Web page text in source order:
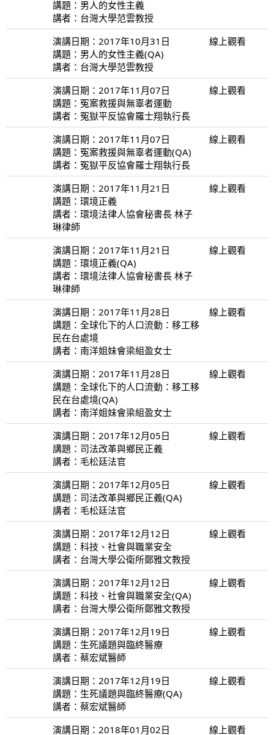
講題：男人的女性主義
講者：台灣大學范雲教授
演講日期：2017年10月31日
講題：男人的女性主義(QA)
講者：台灣大學范雲教授
線上觀看
演講日期：2017年11月07日
講題：冤案救援與無辜者運動
講者：冤獄平反協會羅士翔執行長
線上觀看
演講日期：2017年11月07日
講題：冤案救援與無辜者運動(QA)
講者：冤獄平反協會羅士翔執行長
線上觀看
演講日期：2017年11月21日
講題：環境正義
講者：環境法律人協會秘書長 林子
琳律師
線上觀看
演講日期：2017年11月21日
講題：環境正義(QA)
講者：環境法律人協會秘書長 林子
琳律師
線上觀看
演講日期：2017年11月28日
講題：全球化下的人口流動：移工移
民在台處境
講者：南洋姐妹會梁組盈女士
線上觀看
演講日期：2017年11月28日
講題：全球化下的人口流動：移工移
民在台處境(QA)
講者：南洋姐妹會梁組盈女士
線上觀看
演講日期：2017年12月05日
講題：司法改革與鄉民正義
講者：毛松廷法官
線上觀看
演講日期：2017年12月05日
講題：司法改革與鄉民正義(QA)
講者：毛松廷法官
線上觀看
演講日期：2017年12月12日
講題：科技、社會與職業安全
講者：台灣大學公衛所鄭雅文教授
線上觀看
演講日期：2017年12月12日
講題：科技、社會與職業安全(QA)
講者：台灣大學公衛所鄭雅文教授
線上觀看
演講日期：2017年12月19日
講題：生死議題與臨終醫療
講者：蔡宏斌醫師
線上觀看
演講日期：2017年12月19日
講題：生死議題與臨終醫療(QA)
講者：蔡宏斌醫師
線上觀看
演講日期：2018年01月02日
線上觀看